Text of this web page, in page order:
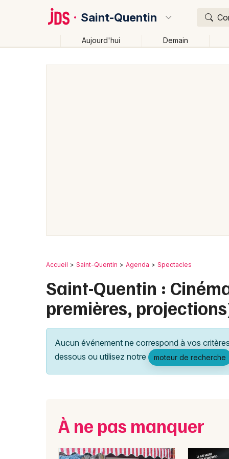
Saint-Quentin
Aujourd'hui Demain
Accueil Saint-Quentin Agenda Spectacles
Saint-Quentin :
premières,
Aucun événement ne correspond à vos
dessous ou utilisez notre
moteur de recherche
À ne pas manquer